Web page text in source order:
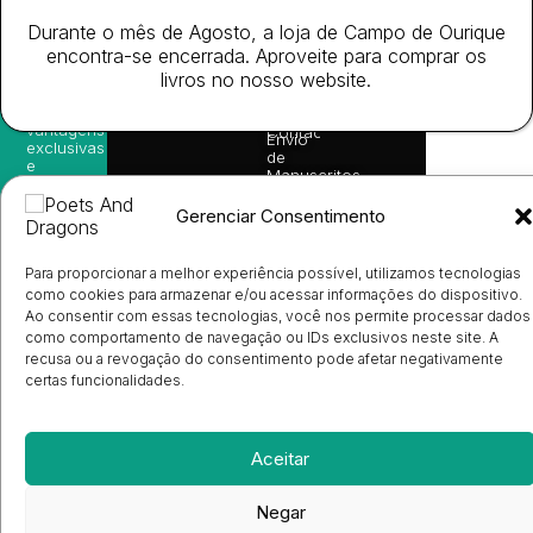
Gerenciar Consentimento
Para proporcionar a melhor experiência possível, utilizamos tecnologias
como cookies para armazenar e/ou acessar informações do dispositivo.
Ao consentir com essas tecnologias, você nos permite processar dados
como comportamento de navegação ou IDs exclusivos neste site. A
recusa ou a revogação do consentimento pode afetar negativamente
certas funcionalidades.
Aceitar
Negar
Eventos
Prémio
Ulysses
Contactos
Envio
de
Manuscritos
de
Ilustradores
de
Livrarias
Cookies
(EU)
Livro de
sugestões
de
leitura,
vantagens
exclusivas
e
diretamente
no seu
e-mail.
Subscrever
os
direitos
Durante o mês de Agosto, a loja de Campo de Ourique
encontra-se encerrada. Aproveite para comprar os
livros no nosso website.